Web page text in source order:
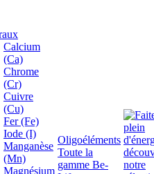
Calcium
(Ca)
Chrome
(Cr)
Cuivre
(Cu)
Fer (Fe)
Iode (I)
Manganèse
(Mn)
Magnésium
Oligoéléments
Toute la
gamme Be-